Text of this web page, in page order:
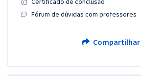
Fórum de dúvidas com professores
Compartilhar